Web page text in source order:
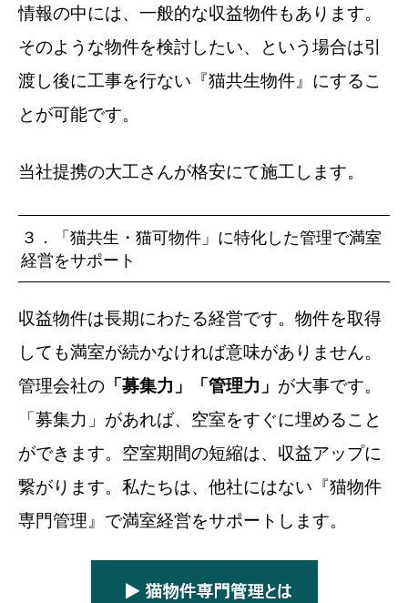
情報の中には、一般的な収益物件もあります。
そのような物件を検討したい、という場合は引
渡し後に工事を行ない『猫共生物件』にするこ
とが可能です。
当社提携の大工さんが格安にて施工します。
３．「猫共生・猫可物件」に特化した管理で満室
経営をサポート
収益物件は長期にわたる経営です。物件を取得
しても満室が続かなければ意味がありません。
管理会社の 「募集力」「管理力」 が大事です。
「募集力」があれば、空室をすぐに埋めること
ができます。空室期間の短縮は、収益アップに
繋がります。私たちは、他社にはない『猫物件
専門管理』で満室経営をサポートします。